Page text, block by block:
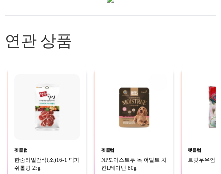
연관 상품
펫클럽
한줌리얼간식(소)16-1 덕피
쉬롤링 25g
펫클럽
NP모이스트루 독 어덜트 치
킨L테아닌 80g
펫클럽
트릿우유껌